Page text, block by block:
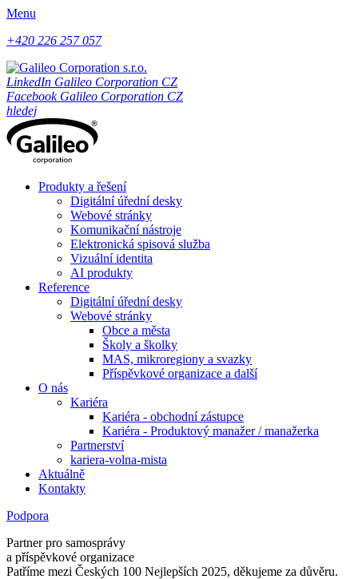
Menu
+420 226 257 057
LinkedIn Galileo Corporation CZ
Facebook Galileo Corporation CZ
hledej
Produkty a řešení
Digitální úřední desky
Webové stránky
Komunikační nástroje
Elektronická spisová služba
Vizuální identita
AI produkty
Reference
Digitální úřední desky
Webové stránky
Obce a města
Školy a školky
MAS, mikroregiony a svazky
Příspěvkové organizace a další
O nás
Kariéra
Kariéra - obchodní zástupce
Kariéra - Produktový manažer / manažerka
Partnerství
kariera-volna-mista
Aktuálně
Kontakty
Podpora
Partner pro samosprávy
a příspěvkové organizace
Patříme mezi Českých 100 Nejlepších 2025, děkujeme za důvěru.